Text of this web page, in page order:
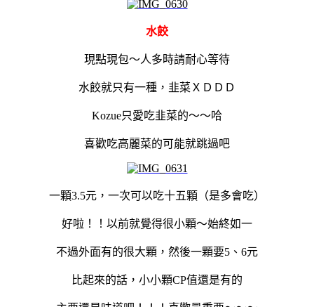
水餃
現點現包～人多時請耐心等待
水餃就只有一種，韭菜ＸＤＤＤ
Kozue只愛吃韭菜的～～哈
喜歡吃高麗菜的可能就跳過吧
一顆3.5元，一次可以吃十五顆（是多會吃）
好啦！！以前就覺得很小顆～始終如一
不過外面有的很大顆，然後一顆要5、6元
比起來的話，小小顆CP值還是有的